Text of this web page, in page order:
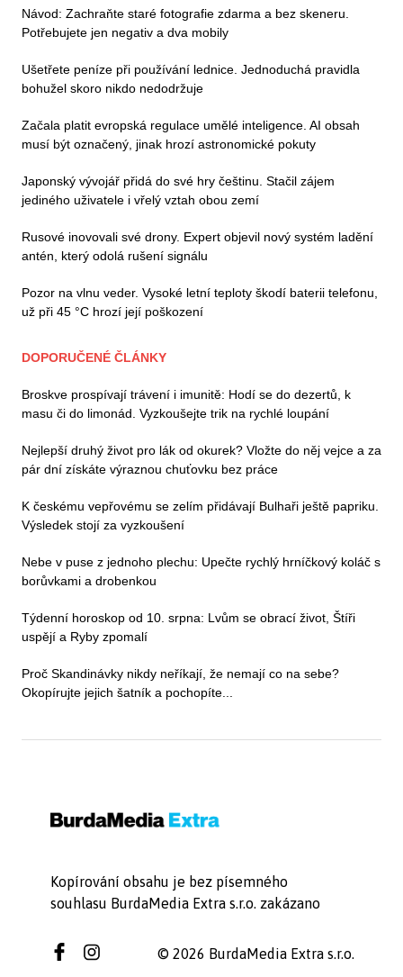
Návod: Zachraňte staré fotografie zdarma a bez skeneru.
Potřebujete jen negativ a dva mobily
Ušetřete peníze při používání lednice. Jednoduchá pravidla
bohužel skoro nikdo nedodržuje
Začala platit evropská regulace umělé inteligence. AI obsah
musí být označený, jinak hrozí astronomické pokuty
Japonský vývojář přidá do své hry češtinu. Stačil zájem
jediného uživatele i vřelý vztah obou zemí
Rusové inovovali své drony. Expert objevil nový systém ladění
antén, který odolá rušení signálu
Pozor na vlnu veder. Vysoké letní teploty škodí baterii telefonu,
už při 45 °C hrozí její poškození
DOPORUČENÉ ČLÁNKY
Broskve prospívají trávení i imunitě: Hodí se do dezertů, k
masu či do limonád. Vyzkoušejte trik na rychlé loupání
Nejlepší druhý život pro lák od okurek? Vložte do něj vejce a za
pár dní získáte výraznou chuťovku bez práce
K českému vepřovému se zelím přidávají Bulhaři ještě papriku.
Výsledek stojí za vyzkoušení
Nebe v puse z jednoho plechu: Upečte rychlý hrníčkový koláč s
borůvkami a drobenkou
Týdenní horoskop od 10. srpna: Lvům se obrací život, Štíři
uspějí a Ryby zpomalí
Proč Skandinávky nikdy neříkají, že nemají co na sebe?
Okopírujte jejich šatník a pochopíte...
Kopírování obsahu je bez písemného
souhlasu BurdaMedia Extra s.r.o. zakázano
© 2026 BurdaMedia Extra s.r.o.